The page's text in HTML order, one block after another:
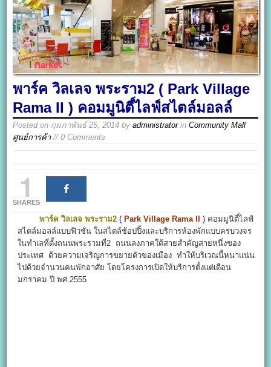
พาร์ค วิลเลจ พระราม2 ( Park Village
Rama II ) คอมมูนิตี์ไลฟ์สไตล์มอลล์
Posted on กุมภาพันธ์ 25, 2014 byadministratorinCommunity Mall
ศูนย์การค้า// 0 Comments
1
SHARES
พาร์ค วิลเลจ พระราม2( Park Village Rama II) คอมมูนิตี์ไลฟ์
สไตล์มอลล์แบบฟิวชั่น ในสไตล์ช้อปปิ้งและบริการห้องพักแบบครบวงจร
ในทำเลที่ตั้งถนนพระรามที่2 ถนนลงภาคใต้สายสำคัญสายหนึ่งของ
ประเทศ ด้วยความเจริญการขยายตัวของเมือง ทำให้บริเวณนี้หนาแน่น
ไปด้วยจำนวนคนพักอาศัย โดยโครงการเปิดให้บริการตั้งแต่เดือน
มกราคม ปี พศ.2555